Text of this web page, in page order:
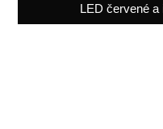
LED červené a